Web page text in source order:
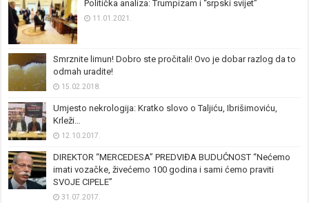
Politička analiza: Trumpizam i “srpski svijet”
11.01.2021.
Smrznite limun! Dobro ste pročitali! Ovo je dobar razlog da to
odmah uradite!
15.02.2018.
Umjesto nekrologija: Kratko slovo o Taljiću, Ibrišimoviću,
Krleži…
12.10.2017.
DIREKTOR “MERCEDESA” PREDVIĐA BUDUĆNOST “Nećemo
imati vozačke, živećemo 100 godina i sami ćemo praviti
SVOJE CIPELE”
31.07.2017.